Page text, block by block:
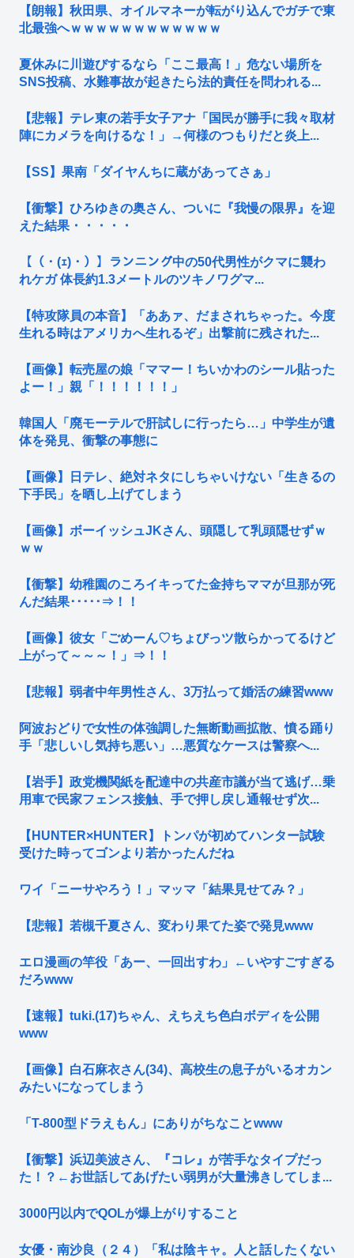
【朗報】秋田県、オイルマネーが転がり込んでガチで東
北最強へｗｗｗｗｗｗｗｗｗｗｗｗ
夏休みに川遊びするなら「ここ最高！」危ない場所を
SNS投稿、水難事故が起きたら法的責任を問われる...
【悲報】テレ東の若手女子アナ「国民が勝手に我々取材
陣にカメラを向けるな！」→何様のつもりだと炎上...
【SS】果南「ダイヤんちに蔵があってさぁ」
【衝撃】ひろゆきの奥さん、ついに『我慢の限界』を迎
えた結果・・・・・
【（・(ｪ)・）】ランニング中の50代男性がクマに襲わ
れケガ 体長約1.3メートルのツキノワグマ...
【特攻隊員の本音】「ああァ、だまされちゃった。今度
生れる時はアメリカへ生れるぞ」出撃前に残された...
【画像】転売屋の娘「ママー！ちいかわのシール貼った
よー！」親「！！！！！！」
韓国人「廃モーテルで肝試しに行ったら…」中学生が遺
体を発見、衝撃の事態に
【画像】日テレ、絶対ネタにしちゃいけない「生きるの
下手民」を晒し上げてしまう
【画像】ボーイッシュJKさん、頭隠して乳頭隠せずｗ
ｗｗ
【衝撃】幼稚園のころイキってた金持ちママが旦那が死
んだ結果･････⇒！！
【画像】彼女「ごめーん♡ちょびっツ散らかってるけど
上がって～～～！」⇒！！
【悲報】弱者中年男性さん、3万払って婚活の練習www
阿波おどりで女性の体強調した無断動画拡散、憤る踊り
手「悲しいし気持ち悪い」…悪質なケースは警察へ...
【岩手】政党機関紙を配達中の共産市議が当て逃げ…乗
用車で民家フェンス接触、手で押し戻し通報せず次...
【HUNTER×HUNTER】トンパが初めてハンター試験
受けた時ってゴンより若かったんだね
ワイ「ニーサやろう！」マッマ「結果見せてみ？」
【悲報】若槻千夏さん、変わり果てた姿で発見www
エロ漫画の竿役「あー、一回出すわ」←いやすごすぎる
だろwww
【速報】tuki.(17)ちゃん、えちえち色白ボディを公開
www
【画像】白石麻衣さん(34)、高校生の息子がいるオカン
みたいになってしまう
「T-800型ドラえもん」にありがちなことwww
【衝撃】浜辺美波さん、『コレ』が苦手なタイプだっ
た！？←お世話してあげたい弱男が大量沸きしてしま...
3000円以内でQOLが爆上がりすること
女優・南沙良（２４）「私は陰キャ。人と話したくない